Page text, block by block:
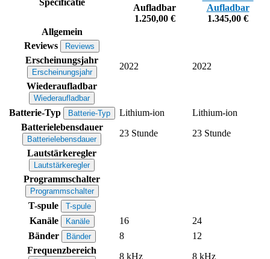
Aufladbar
1.250,00 €
Aufladbar
1.345,00 €
Allgemein
Reviews
Reviews
Erscheinungsjahr
Erscheinungsjahr
2022
2022
Wiederaufladbar
Wiederaufladbar
Batterie-Typ Batterie-Typ Lithium-ion
Lithium-ion
Batterielebensdauer
Batterielebensdauer
23 Stunde
23 Stunde
Lautstärkeregler
Lautstärkeregler
Programmschalter
Programmschalter
T-spule T-spule
Kanäle Kanäle 16
24
Bänder
Bänder 8
12
Frequenzbereich
8 kHz
8 kHz